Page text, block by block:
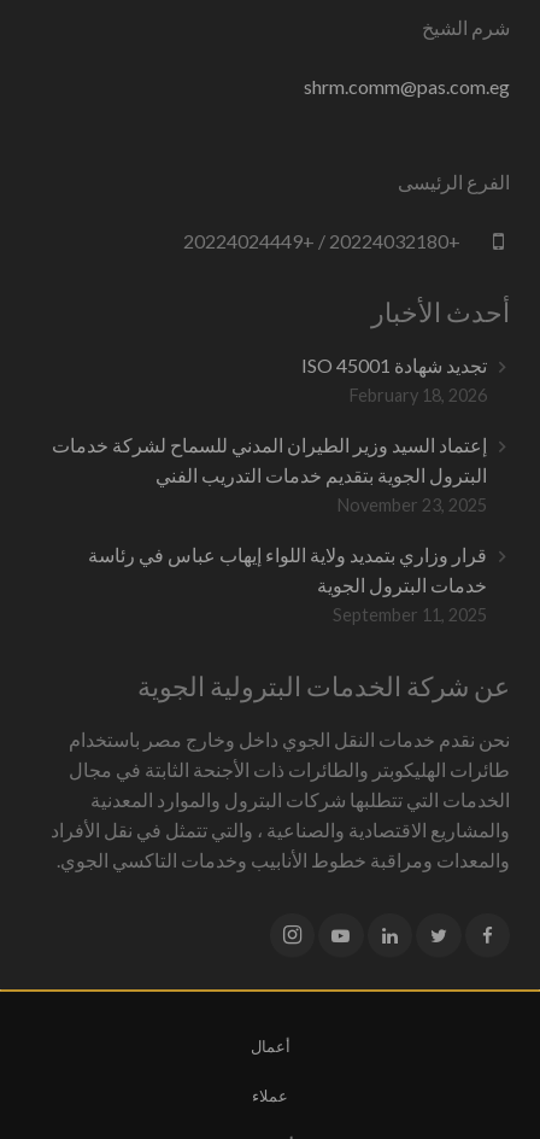
شرم الشيخ
shrm.comm@pas.com.eg
الفرع الرئيسى
+20224032180 / +20224024449
أحدث الأخبار
تجديد شهادة ISO 45001
February 18, 2026
إعتماد السيد وزير الطيران المدني للسماح لشركة خدمات
البترول الجوية بتقديم خدمات التدريب الفني
November 23, 2025
قرار وزاري بتمديد ولاية اللواء إيهاب عباس في رئاسة
خدمات البترول الجوية
September 11, 2025
عن شركة الخدمات البترولية الجوية
نحن نقدم خدمات النقل الجوي داخل وخارج مصر باستخدام
طائرات الهليكوبتر والطائرات ذات الأجنحة الثابتة في مجال
الخدمات التي تتطلبها شركات البترول والموارد المعدنية
والمشاريع الاقتصادية والصناعية ، والتي تتمثل في نقل الأفراد
والمعدات ومراقبة خطوط الأنابيب وخدمات التاكسي الجوي.
أعمال
عملاء